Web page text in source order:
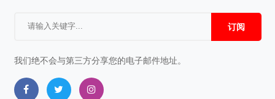
订阅
我们绝不会与第三方分享您的电子邮件地址。